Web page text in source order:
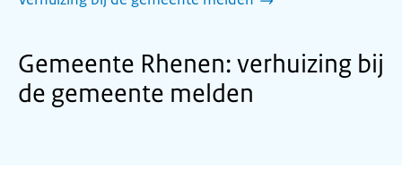
Gemeente Rhenen: verhuizing bij
de gemeente melden